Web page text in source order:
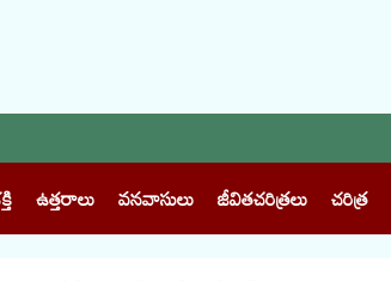
ఉత్తరాలు వనవాసులు జీవితచరిత్రలు చరిత్ర